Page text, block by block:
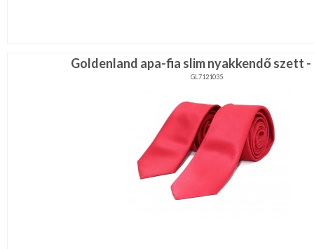
Goldenland apa-fia slim nyakkendő szett -
GL7121035